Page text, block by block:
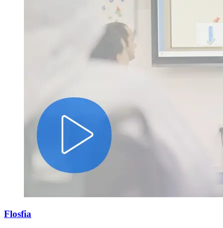
Flosfia